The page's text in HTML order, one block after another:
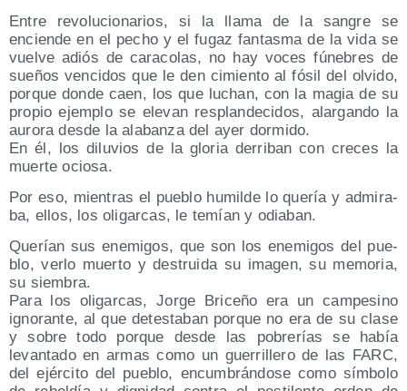
Entre revo­lu­cio­na­rios, si la lla­ma de la san­gre se
encien­de en el pecho y el fugaz fan­tas­ma de la vida se
vuel­ve adiós de cara­co­las, no hay voces fúne­bres de
sue­ños ven­ci­dos que le den cimien­to al fósil del olvi­do,
por­que don­de caen, los que luchan, con la magia de su
pro­pio ejem­plo se ele­van res­plan­de­ci­dos, alar­gan­do la
auro­ra des­de la ala­ban­za del ayer dormido.
En él, los dilu­vios de la glo­ria derri­ban con cre­ces la
muer­te ociosa.
Por eso, mien­tras el pue­blo humil­de lo que­ría y admi­ra­
ba, ellos, los oli­gar­cas, le temían y odiaban.
Que­rían sus enemi­gos, que son los enemi­gos del pue­
blo, ver­lo muer­to y des­trui­da su ima­gen, su memo­ria,
su siembra.
Para los oli­gar­cas, Jor­ge Bri­ce­ño era un cam­pe­sino
igno­ran­te, al que detes­ta­ban por­que no era de su cla­se
y sobre todo por­que des­de las pobre­rías se había
levan­ta­do en armas como un gue­rri­lle­ro de las FARC,
del ejér­ci­to del pue­blo, encum­brán­do­se como sím­bo­lo